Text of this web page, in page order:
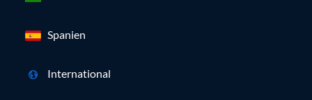
Spanien
International